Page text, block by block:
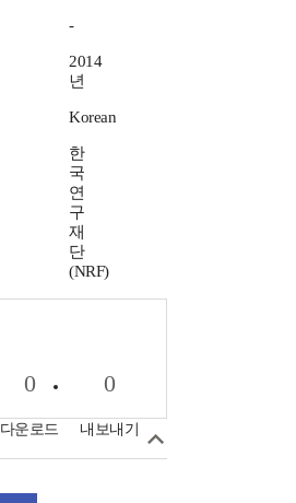
-
2014
년
Korean
한
국
연
구
재
단
(NRF)
0
다운로드
0
내보내기